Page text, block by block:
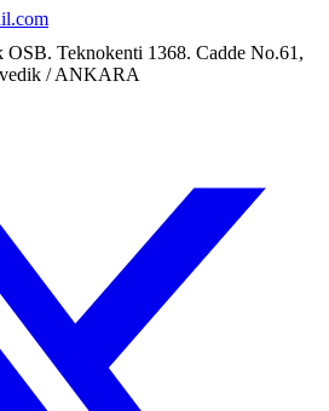
OSB. Teknokenti 1368. Cadde No.61,
/ ANKARA